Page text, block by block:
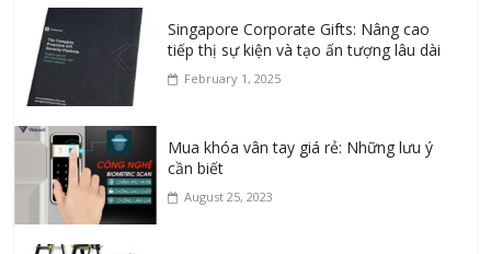
Singapore Corporate Gifts: Nâng cao
tiếp thị sự kiện và tạo ấn tượng lâu dài
February 1, 2025
Mua khóa vân tay giá rẻ: Những lưu ý
cần biết
August 25, 2023